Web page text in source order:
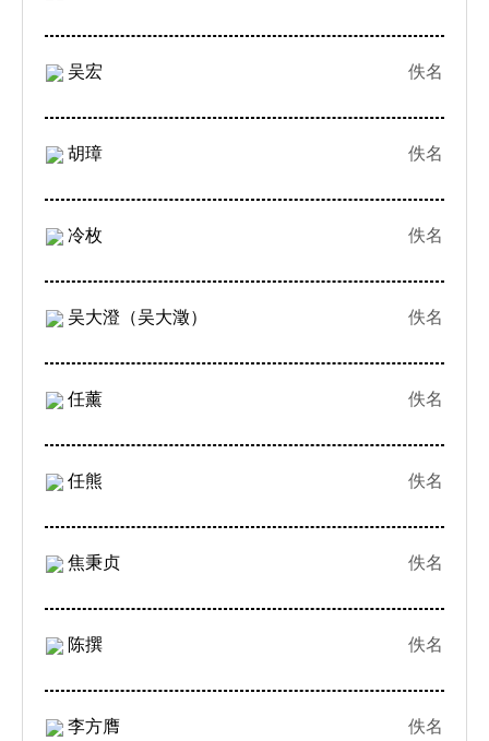
吴宏 佚名
胡璋 佚名
冷枚 佚名
吴大澄（吴大澂） 佚名
任薰 佚名
任熊 佚名
焦秉贞 佚名
陈撰 佚名
李方膺 佚名